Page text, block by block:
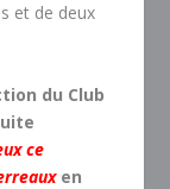
et de deux
du Club
ce
en